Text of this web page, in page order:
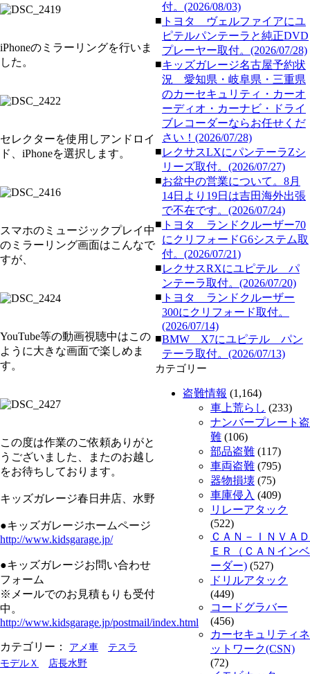
iPhoneのミラーリングを行いま
した。
セレクターを使用しアンドロイ
ド、iPhoneを選択します。
スマホのミュージックプレイ中
のミラーリング画面はこんなで
すが、
YouTube等の動画視聴中はこの
ように大きな画面で楽しめま
す。
この度は作業のご依頼ありがと
うございました、またのお越し
をお待ちしております。
キッズガレージ春日井店、水野
●キッズガレージホームページ
http://www.kidsgarage.jp/
●キッズガレージお問い合わせ
フォーム
※メールでのお見積もりも受付
中。
http://www.kidsgarage.jp/postmail/index.html
カテゴリー： アメ車
テスラ
モデルＸ
店長水野
付。(2026/08/03)
■ トヨタ ヴェルファイアにユ
ピテルパンテーラと純正DVD
プレーヤー取付。(2026/07/28)
■キッズガレージ名古屋予約状
況 愛知県・岐阜県・三重県
のカーセキュリティ・カーオ
ーディオ・カーナビ・ドライ
ブレコーダーならお任せくだ
さい！(2026/07/28)
■レクサスLXにパンテーラZシ
リーズ取付。(2026/07/27)
■お盆中の営業について。8月
14日より19日は吉田海外出張
で不在です。(2026/07/24)
■ トヨタ ランドクルーザー70
にクリフォードG6システム取
付。(2026/07/21)
■レクサスRXにユピテル パ
ンテーラ取付。(2026/07/20)
■ トヨタ ランドクルーザー
300にクリフォード取付。
(2026/07/14)
■BMW X7にユピテル パン
テーラ取付。(2026/07/13)
カテゴリー
盗難情報 (1,164)
車上荒らし (233)
ナンバープレート盗
難 (106)
部品盗難 (117)
車両盗難 (795)
器物損壊 (75)
車庫侵入 (409)
リレーアタック
(522)
ＣＡＮ－ＩＮＶＡＤ
ＥＲ（ＣＡＮインベ
ーダー) (527)
ドリルアタック
(449)
コードグラバー
(456)
カーセキュリティネ
ットワーク(CSN)
(72)